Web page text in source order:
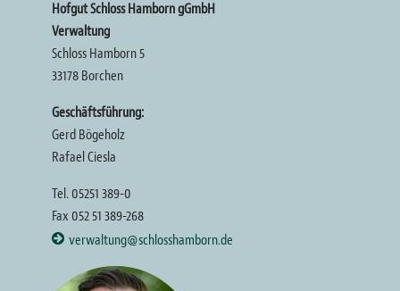
Hofgut Schloss Hamborn gGmbH
Verwaltung
Schloss Hamborn 5
33178 Borchen
Geschäftsführung:
Gerd Bögeholz
Rafael Ciesla
Tel. 05251 389-0
Fax 052 51 389-268
verwaltung@schlosshamborn.de